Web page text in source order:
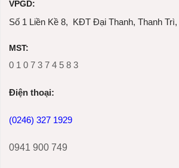
VPGD:
Số 1 Liền Kề 8, KĐT Đại Thanh, Thanh Trì,
MST:
0 1 0 7 3 7 4 5 8 3
Ðiện thoại:
(0246) 327 1929
0941 900 749